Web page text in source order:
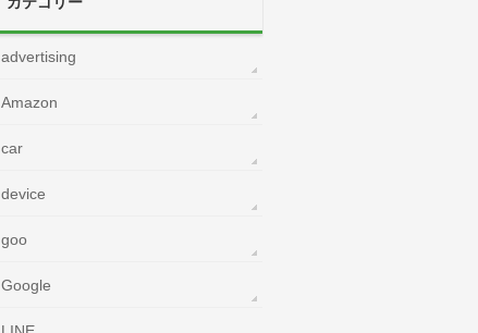
advertising
Amazon
car
device
goo
Google